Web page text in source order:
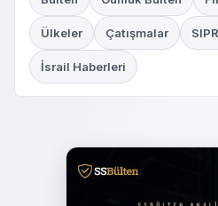
Ülkeler Çatışmalar
İsrail Haberleri